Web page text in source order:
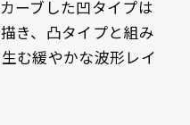
ーブした凹タイプは
き、凸タイプと組み
む緩やかな波形レイ